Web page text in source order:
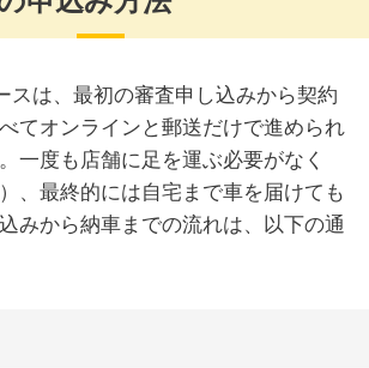
で、毎月の支出を把握しやすく、家計管
じました。契約満了後に車がもらえる仕
男性
しやすく、税金や車検費用も込みだった
く総費用を見て判断することが大切だと
男性
った長期契約で月額を下げるプランが魅
、総支払額で見ると現金一括購入や銀行
最後にもらえる」前提の長期契約は向き
「最終的に自分の所有物にする」という
スは、最初の審査申し込みから契約
てオンラインと郵送だけで進められ
一度も店舗に足を運ぶ必要がなく
、最終的には自宅まで車を届けても
みから納車までの流れは、以下の通